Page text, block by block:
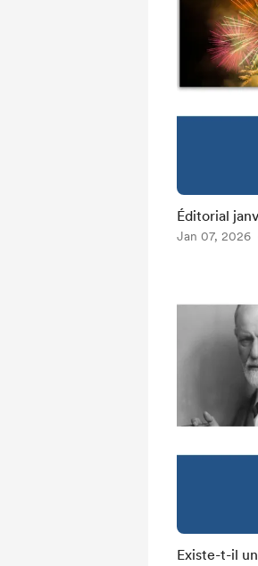
Éditorial
Jan 07, 2026
Existe-t-il